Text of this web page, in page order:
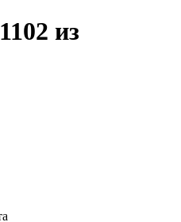
из